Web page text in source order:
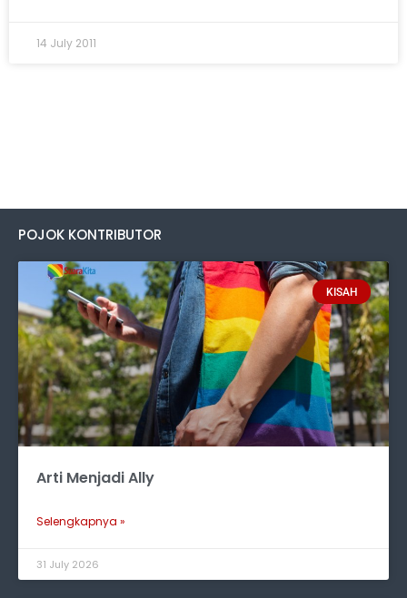
14 July 2011
POJOK KONTRIBUTOR
KISAH
Arti Menjadi Ally
Selengkapnya »
31 July 2026